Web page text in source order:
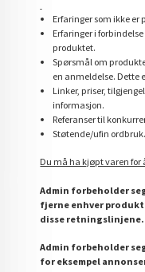
Erfaringer som ikke er
Erfaringer i
produktet.
Spørsmål om
en anmeldelse. Dette
Linker, priser,
informasjon.
Referanser til
Støtende/ufin ordbruk.
Du må ha kjøpt varen for
Admin forbeholder
fjerne enhver
disse retningslinjene.
Admin forbeholder
for eksempel